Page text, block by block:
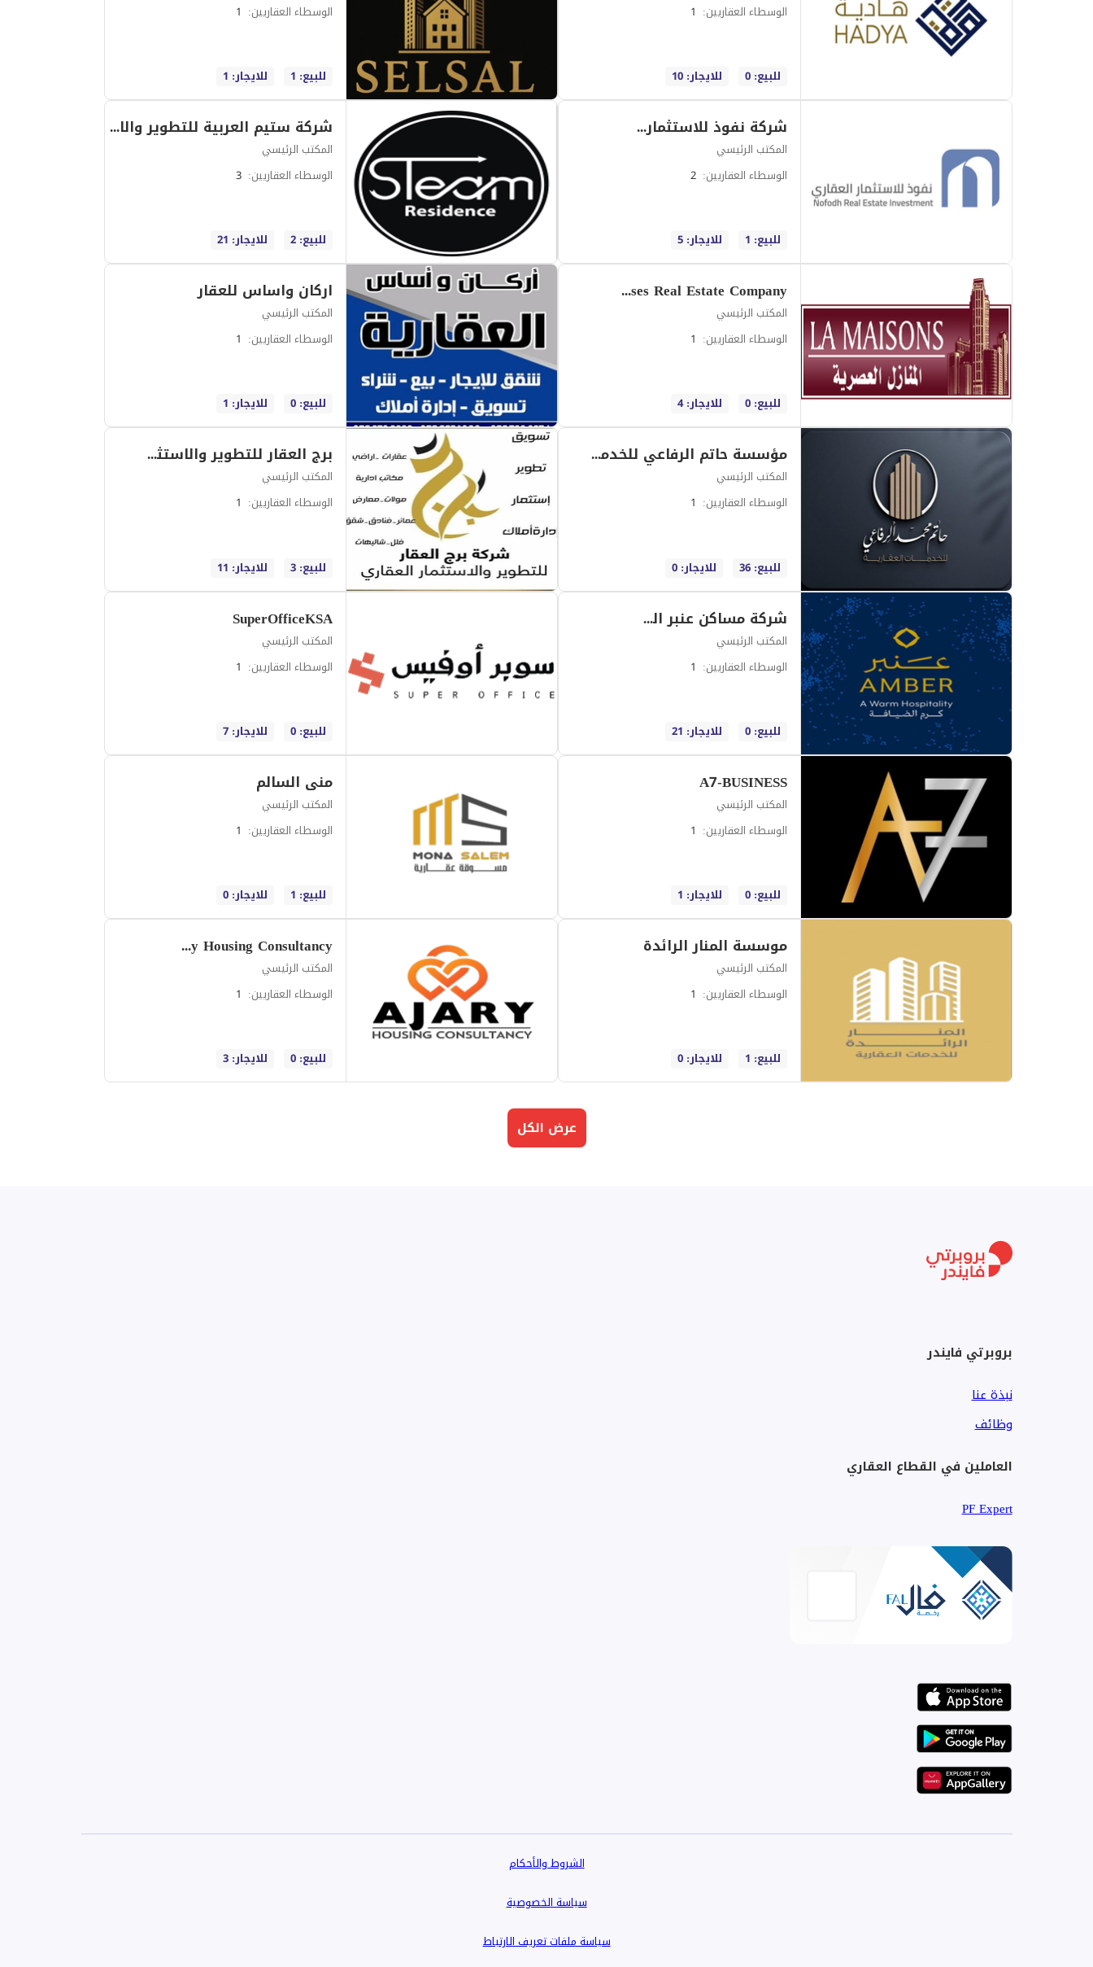
الوسطاء العقاريين:
1
للبيع: 0 للايجار: 10
الوسطاء العقاريين:
1
للبيع: 1 للايجار: 1
شركة نفوذ للاستثمار العقاري
المكتب الرئيسي
الوسطاء العقاريين:
2
للبيع: 1 للايجار: 5
شركة ستيم العربية للتطوير والاستثمار العقاري
المكتب الرئيسي
الوسطاء العقاريين:
3
للبيع: 2 للايجار: 21
Modern Houses Real Estate Company
المكتب الرئيسي
الوسطاء العقاريين:
1
للبيع: 0 للايجار: 4
اركان واساس للعقار
المكتب الرئيسي
الوسطاء العقاريين:
1
للبيع: 0 للايجار: 1
مؤسسة حاتم الرفاعي للخدمات العقارية
المكتب الرئيسي
الوسطاء العقاريين:
1
للبيع: 36 للايجار: 0
برج العقار للتطوير والاستثمار العقاري
المكتب الرئيسي
الوسطاء العقاريين:
1
للبيع: 3 للايجار: 11
شركة مساكن عنبر العقارية
المكتب الرئيسي
الوسطاء العقاريين:
1
للبيع: 0 للايجار: 21
SuperOfficeKSA
المكتب الرئيسي
الوسطاء العقاريين:
1
للبيع: 0 للايجار: 7
A7-BUSINESS
المكتب الرئيسي
الوسطاء العقاريين:
1
للبيع: 0 للايجار: 1
منى السالم
المكتب الرئيسي
الوسطاء العقاريين:
1
للبيع: 1 للايجار: 0
موسسة المنار الرائدة
المكتب الرئيسي
الوسطاء العقاريين:
1
للبيع: 1 للايجار: 0
Ajary Housing Consultancy
المكتب الرئيسي
الوسطاء العقاريين:
1
للبيع: 0 للايجار: 3
عرض الكل
بروبرتي فايندر
نبذة عنا
وظائف
العاملين في القطاع العقاري
PF Expert
الشروط والأحكام
سياسة الخصوصية
سياسة ملفات تعريف الارتباط